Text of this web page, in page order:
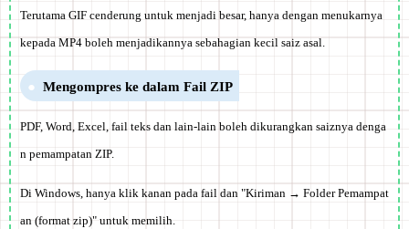
Terutama GIF cenderung untuk menjadi besar, hanya dengan menukarnya
kepada MP4 boleh menjadikannya sebahagian kecil saiz asal.
Mengompres ke dalam Fail ZIP
PDF, Word, Excel, fail teks dan lain-lain boleh dikurangkan saiznya denga
n pemampatan ZIP.
Di Windows, hanya klik kanan pada fail dan "Kiriman → Folder Pemampat
an (format zip)" untuk memilih.